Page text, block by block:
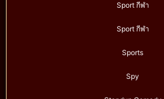
Sport กีฬา
Sport กีฬา
Sports
Spy